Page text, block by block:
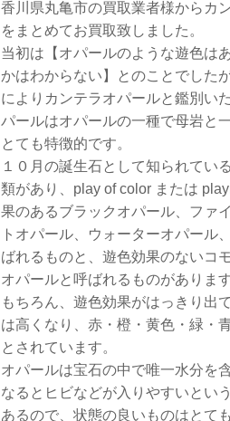
香川県丸亀市の買取業者様からカ
をまとめてお買取致しました。
当初は【オパールのような遊色は
かはわからない】とのことでした
によりカンテラオパールと鑑別い
パールはオパールの一種で母岩と
とても特徴的です。
１０月の誕生石として知られてい
類があり、play of color または
果のあるブラックオパール、ファ
トオパール、ウォーターオパール
ばれるものと、遊色効果のないコ
オパールと呼ばれるものがあります
もちろん、遊色効果がはっきり出
は高くなり、赤・橙・黄色・緑・
とされています。
オパールは宝石の中で唯一水分を
なるとヒビなどが入りやすいとい
あるので、状態の良いものはとて